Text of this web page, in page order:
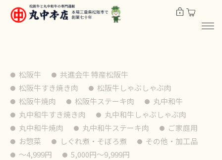
松阪牛
共進会牛 特産松阪牛
松阪牛すき焼き肉
松阪牛しゃぶしゃぶ肉
松阪牛焼肉
松阪牛ステーキ肉
丸中和牛
丸中和牛すき焼き肉
丸中和牛しゃぶしゃぶ肉
丸中和牛焼肉
丸中和牛ステーキ肉
ご家庭用
お惣菜
しぐれ煮・そぼろ煮
その他・加工品
〜4,999円
5,000円〜9,999円